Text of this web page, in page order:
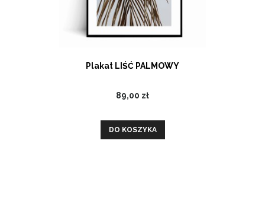
Plakat LIŚĆ PALMOWY
89,00 zł
DO KOSZYKA